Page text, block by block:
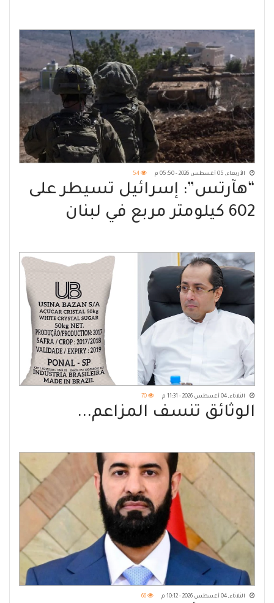
الأربعاء, 05 أغسطس 2026 - 05:50 م 54
“هآرتس”: إسرائيل تسيطر على
602 كيلومتر مربع في لبنان
الثلاثاء, 04 أغسطس 2026 - 11:31 م 70
الوثائق تنسف المزاعم...
الثلاثاء, 04 أغسطس 2026 - 10:12 م 66